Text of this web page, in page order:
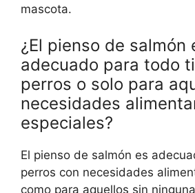
mascota.
¿El pienso de salmón
adecuado para todo
perros o solo para
necesidades
especiales?
El pienso de salmón es
perros con necesidades
como para aquellos sin